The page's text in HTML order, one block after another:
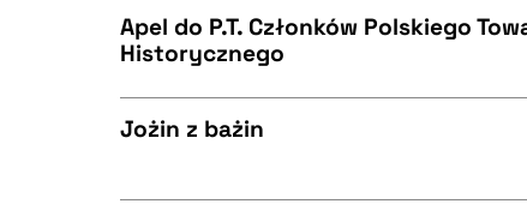
BIBTEX
BIBTEX
Apel do P.T. Członków Polskiego
Historycznego
Jożin z bażin